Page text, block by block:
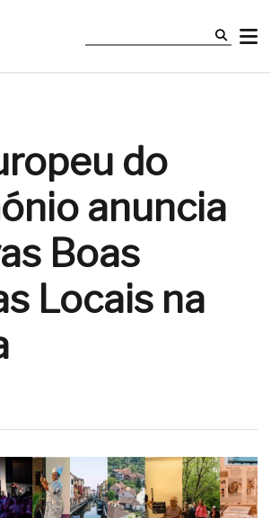
do
anuncia
Boas
Locais na